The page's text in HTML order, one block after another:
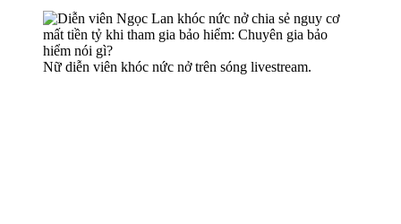
Nữ diễn viên khóc nức nở trên sóng livestream.